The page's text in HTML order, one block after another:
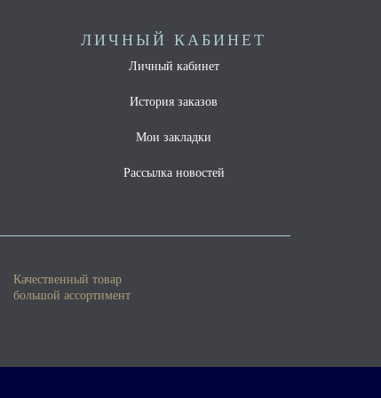
ЛИЧНЫЙ КАБИНЕТ
Личный кабинет
История заказов
Мои закладки
Рассылка новостей
Качественный товар
большой ассортимент